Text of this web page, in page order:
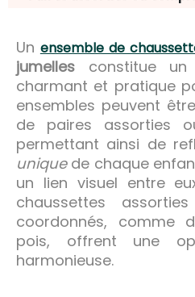
Un ensemble de
jumelles constitue
charmant et pratique
ensembles peuvent
de paires assorties
permettant ainsi de
uniquede chaque
un lien visuel entre
chaussettes
coordonnés, comme
pois, offrent une
harmonieuse.